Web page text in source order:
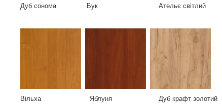
Дуб сонома Бук Ательє світлий
Вільха Яблуня Дуб крафт золотий